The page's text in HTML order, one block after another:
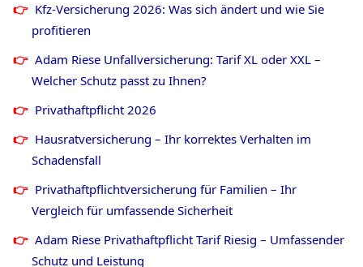
Kfz-Versicherung 2026: Was sich ändert und wie Sie
profitieren
Adam Riese Unfallversicherung: Tarif XL oder XXL –
Welcher Schutz passt zu Ihnen?
Privathaftpflicht 2026
Hausratversicherung – Ihr korrektes Verhalten im
Schadensfall
Privathaftpflichtversicherung für Familien – Ihr
Vergleich für umfassende Sicherheit
Adam Riese Privathaftpflicht Tarif Riesig – Umfassender
Schutz und Leistung